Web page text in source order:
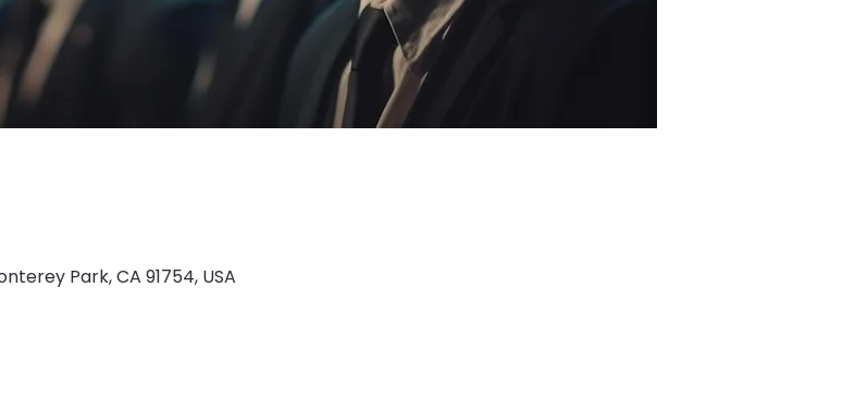
Park, CA 91754, USA